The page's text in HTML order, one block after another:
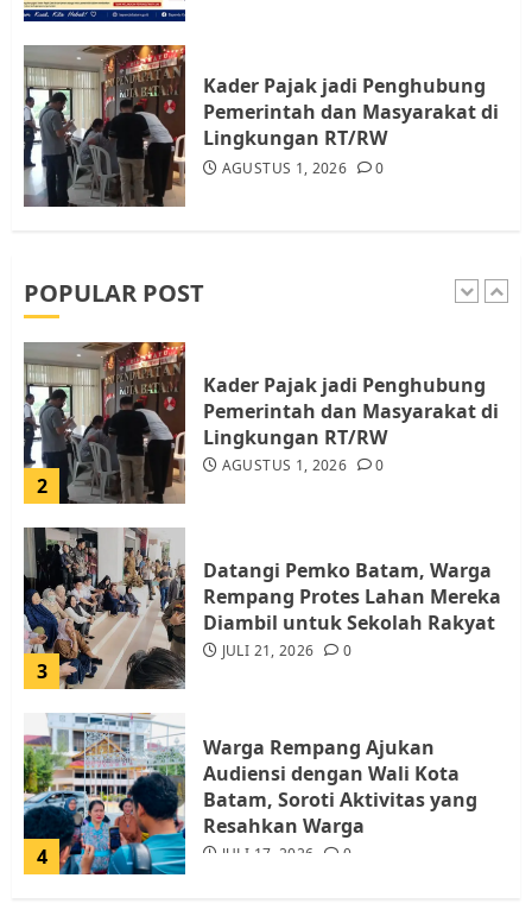
Kader Pajak jadi Penghubung
Pemerintah dan Masyarakat di
Lingkungan RT/RW
AGUSTUS 1, 2026 0
POPULAR POST
5
JULI 15, 2026 0
1
2
Kader Pajak jadi Penghubung
Pemerintah dan Masyarakat di
Lingkungan RT/RW
AGUSTUS 1, 2026 0
3
Datangi Pemko Batam, Warga
Rempang Protes Lahan Mereka
Diambil untuk Sekolah Rakyat
JULI 21, 2026 0
4
Warga Rempang Ajukan
Audiensi dengan Wali Kota
Batam, Soroti Aktivitas yang
Resahkan Warga
JULI 17, 2026 0